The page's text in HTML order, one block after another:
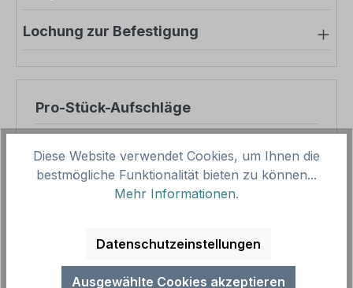
Lochung zur Befestigung
Pro-Stück-Aufschläge
Zwischensumme
8,57 €
Gesamtpreis
Preise inkl. MwSt. zzgl. Versandkosten
Diese Website verwendet Cookies, um Ihnen die
bestmögliche Funktionalität bieten zu können...
Mehr Informationen.
Datenschutzeinstellungen
Ausgewählte Cookies akzeptieren